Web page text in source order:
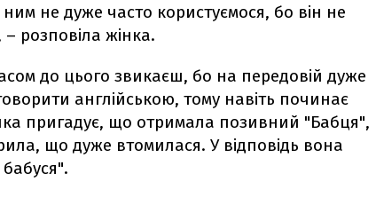
не дуже часто користуємося, бо він не
розповіла жінка.
до цього звикаєш, бо на передовій дуже
англійською, тому навіть починає
пригадує, що отримала позивний "Бабця",
що дуже втомилася. У відповідь вона